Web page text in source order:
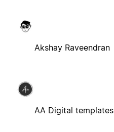
Akshay Raveendran
AA Digital templates